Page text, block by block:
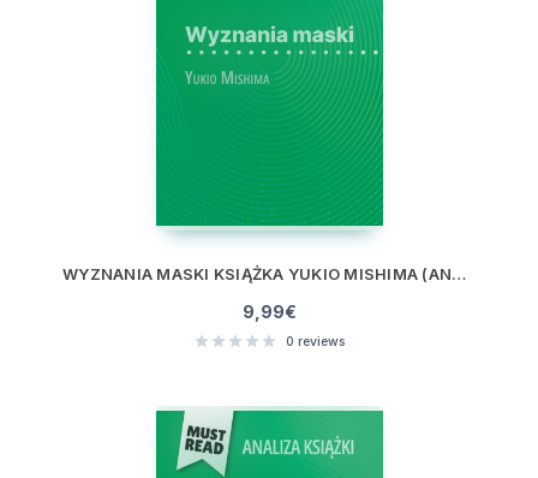
WYZNANIA MASKI KSIĄŻKA YUKIO MISHIMA (ANALIZA KSIĄŻKI)
9,99€
0 reviews